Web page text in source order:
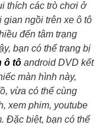
thích các trò chơi ở
gian ngồi trên xe ô tô
đến tâm trạng
bạn có thể trang bị
ô tô android DVD kết
màn hình này,
vừa có thể cùng
xem phim, youtube
Đặc biệt, bạn có thể